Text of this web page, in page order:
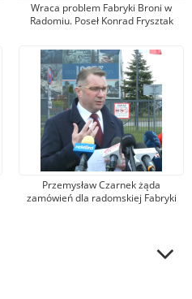
Wraca problem Fabryki Broni w
Radomiu. Poseł Konrad Frysztak
Przemysława Czarnka (PiS)
Przemysław Czarnek żąda
zamówień dla radomskiej Fabryki